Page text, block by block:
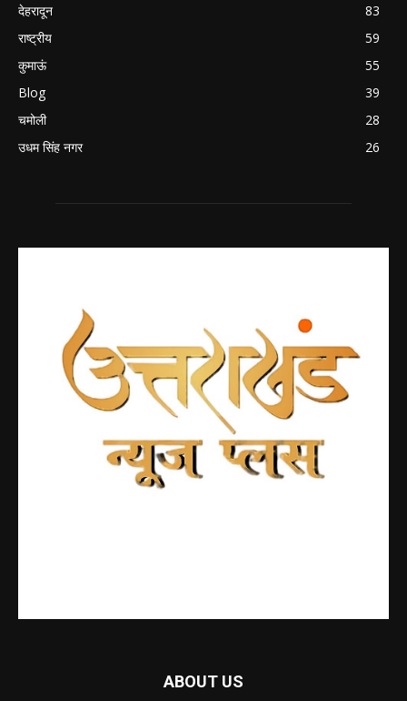
देहरादून
83
राष्ट्रीय
59
कुमाऊं
55
Blog
39
चमोली
28
उधम सिंह नगर
26
ABOUT US